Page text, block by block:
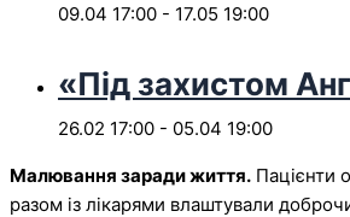
09.04 17:00 - 17.05 19:00
«Під захистом
26.02 17:00 - 05.04 19:00
Малювання заради життя. Пацієнти
разом із лікарями влаштували